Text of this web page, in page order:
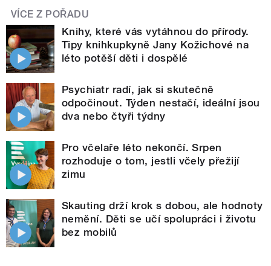
VÍCE Z POŘADU
Knihy, které vás vytáhnou do přírody.
Tipy knihkupkyně Jany Kožichové na
léto potěší děti i dospělé
Psychiatr radí, jak si skutečně
odpočinout. Týden nestačí, ideální jsou
dva nebo čtyři týdny
Pro včelaře léto nekončí. Srpen
rozhoduje o tom, jestli včely přežijí
zimu
Skauting drží krok s dobou, ale hodnoty
nemění. Děti se učí spolupráci i životu
bez mobilů